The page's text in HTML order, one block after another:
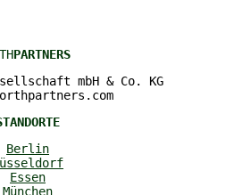
PARTNERS
mbH & Co. KG
Berlin
Essen
München